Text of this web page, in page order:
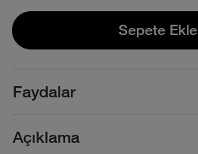
Sepete Ekle
Sepete Ekle
Açıklama
Faydalar